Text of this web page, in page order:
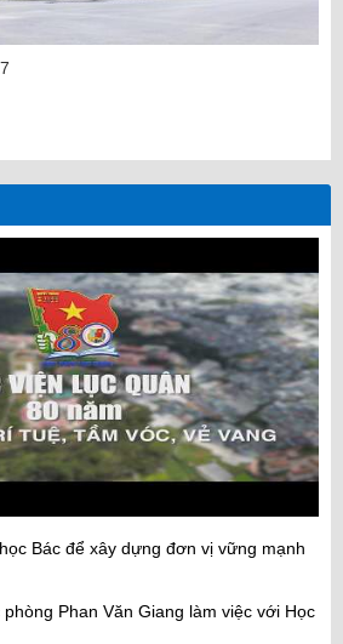
Bác để xây dựng đơn vị vững mạnh
Phan Văn Giang làm việc với Học